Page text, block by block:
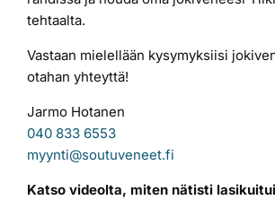
tehtaalta.
Vastaan mielellään kysymyksiisi
otahan yhteyttä!
Jarmo Hotanen
040 833 6553
myynti@soutuveneet.fi
Katso videolta, miten nätisti